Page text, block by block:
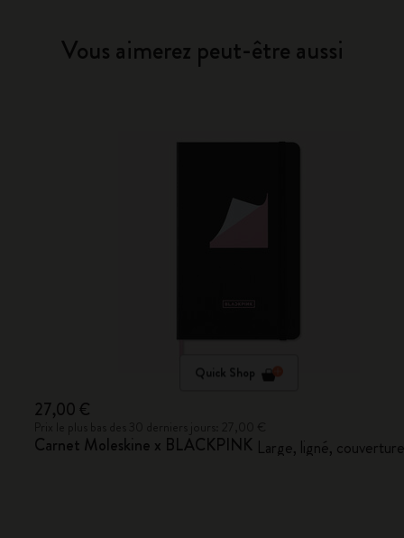
Vous aimerez peut-être aussi
Quick Shop
27,00 €
Carnet Moleskine x BLACKPINK Large, ligné,